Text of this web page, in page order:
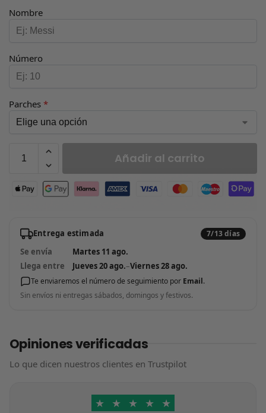
Nombre
Número
Parches *
Añadir al carrito
Entrega estimada 7/13 días
Se envía
Martes 11 ago.
Llega entre
Jueves 20 ago.–Viernes 28 ago.
Te enviaremos el número de seguimiento por Email.
Sin envíos ni entregas sábados, domingos y festivos.
Opiniones verificadas
Lo que dicen nuestros clientes en Trustpilot
★ ★ ★ ★ ★